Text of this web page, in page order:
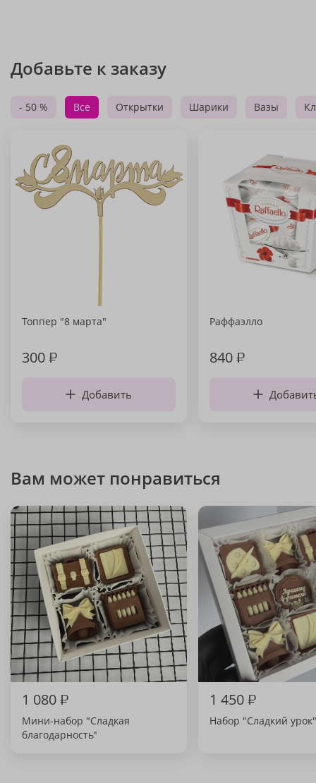
Добавьте к заказу
- 50 % Все Открытки Шарики Вазы
Топпер "8 марта"
300₽
Добавить
Раффаэлло
840₽
Вам может понравиться
1 080₽
Мини-набор "Сладкая
благодарность"
1 450₽
Набор "Сладкий урок"